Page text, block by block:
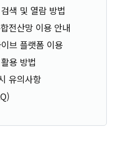
색 및 열람 방법
전산망 이용 안내
브 플랫폼 이용
용 방법
유의사항